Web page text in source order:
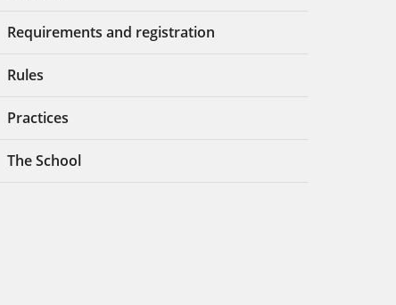
Requirements and registration
Rules
Practices
The School